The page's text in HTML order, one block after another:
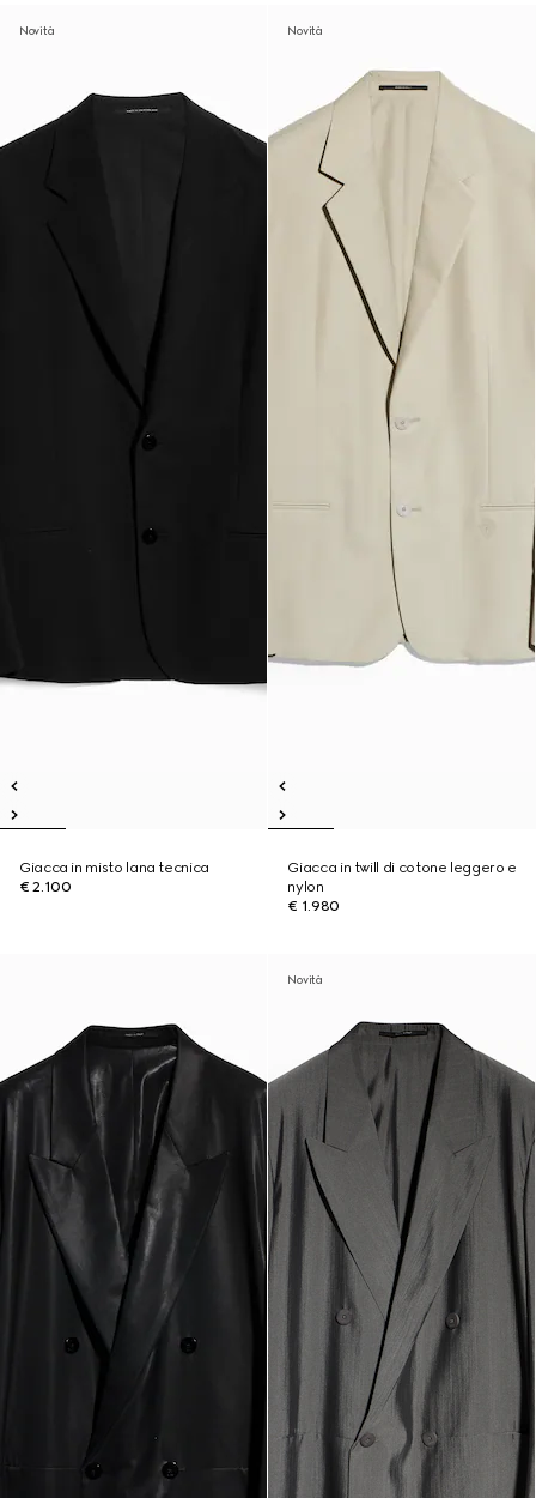
Novità
Giacca in misto lana tecnica
€ 2.100
Novità
Giacca in twill di cotone leggero e
nylon
€ 1.980
Novità